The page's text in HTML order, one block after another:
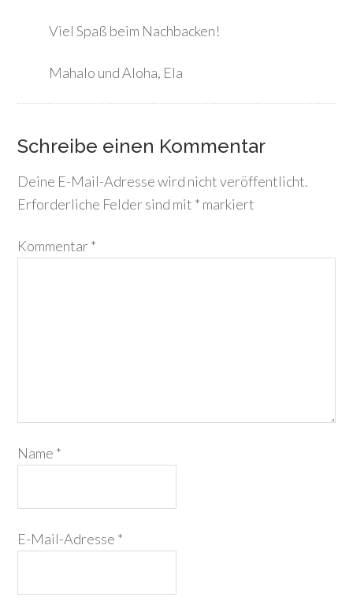
Viel Spaß beim Nachbacken!
Mahalo und Aloha, Ela
Schreibe einen Kommentar
Deine E-Mail-Adresse wird nicht veröffentlicht.
Erforderliche Felder sind mit * markiert
Kommentar*
Name *
E-Mail-Adresse *